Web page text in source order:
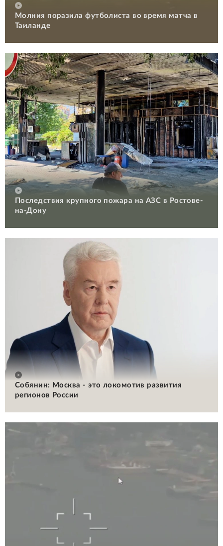
Молния поразила футболиста во время матча в
Таиланде
Последствия крупного пожара на АЗС в Ростове-
на-Дону
Собянин: Москва - это локомотив развития
регионов России